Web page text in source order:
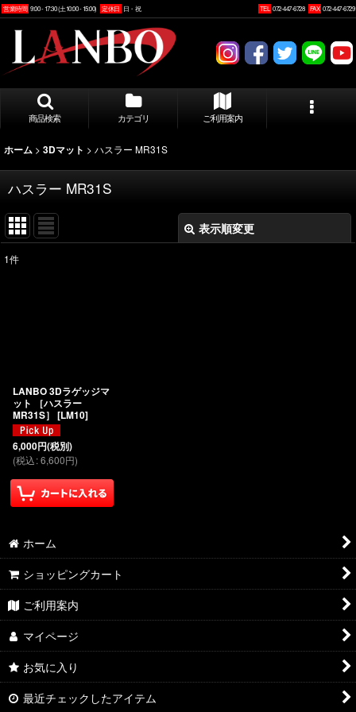
営業時間 9:00 - 17:30 (土10:00 - 15:00) 定休日 日・祝 TEL 072-447-6728 FAX 072-447-6729
商品検索 カテゴリ ご利用案内
ホーム > 3Dマット > ハスラー MR31S
ハスラー MR31S
表示順変更
1件
LANBO 3Dラゲッジマ
ット ［ハスラー
MR31S］ [LM10]
6,000円(税別)
(税込:6,600円)
ホーム
ショッピングカート
ご利用案内
マイページ
お気に入り
最近チェックしたアイテム